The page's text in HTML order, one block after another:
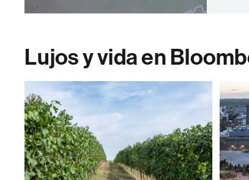
Lujos y vida en